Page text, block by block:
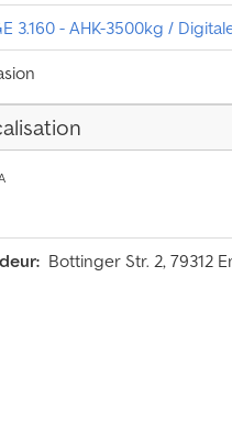
3.160 - AHK-3500kg /
Bottinger Str. 2, 79312